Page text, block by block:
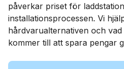
påverkar priset för
installationsprocessen. Vi
hårdvarualternativen och
kommer till att spara pengar